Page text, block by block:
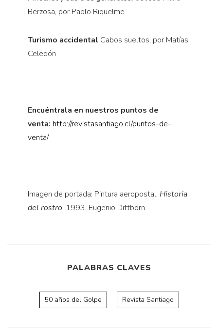
Berzosa, por Pablo Riquelme
Turismo accidental Cabos sueltos, por Matías
Celedón
Encuéntrala en nuestros puntos de
venta: http://revistasantiago.cl/puntos-de-
venta/
Imagen de portada: Pintura aeropostal, Historia
del rostro, 1993, Eugenio Dittborn
PALABRAS CLAVES
50 años del Golpe Revista Santiago